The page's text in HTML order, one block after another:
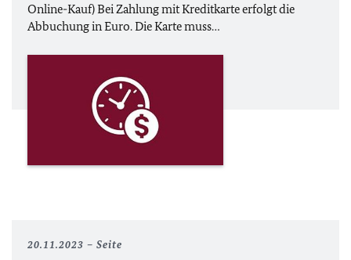
Online-Kauf) Bei Zahlung mit Kreditkarte erfolgt die
Abbuchung in Euro. Die Karte muss…
20.11.2023 Seite